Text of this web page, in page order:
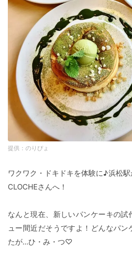
のりぴょ
ワクワク・ドキドキを体験に♪浜松駅
CLOCHEさんへ！
なんと現在、新しいパンケーキの試
ュー間近だそうですよ！どんなパン
たが...ひ・み・つ♡